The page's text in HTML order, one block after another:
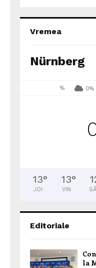
Vremea
Nürnberg
% 0%
13°
JOI
13°
VIN
Editoriale
la